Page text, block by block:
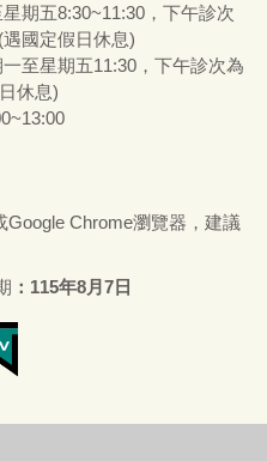
期五8:30~11:30，下午診次
國定假日休息)
至星期五11:30，下午診次為
休息)
Chrome瀏覽器，建議
115年8月7日